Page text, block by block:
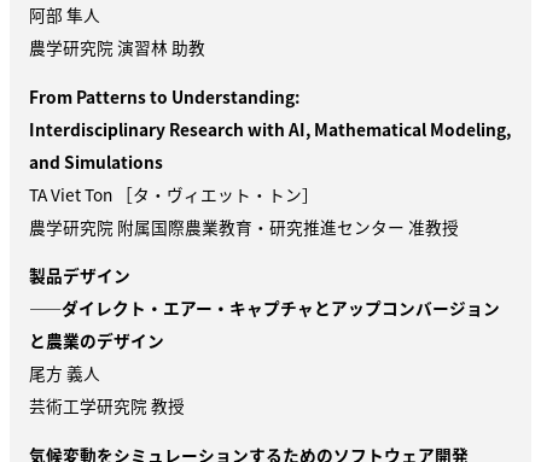
阿部 隼人
農学研究院 演習林 助教
From Patterns to Understanding:
Interdisciplinary Research with AI, Mathematical Modeling,
and Simulations
TA Viet Ton ［タ・ヴィエット・トン］
農学研究院 附属国際農業教育・研究推進センター 准教授
製品デザイン
——ダイレクト・エアー・キャプチャとアップコンバージョン
と農業のデザイン
尾方 義人
芸術工学研究院 教授
気候変動をシミュレーションするためのソフトウェア開発